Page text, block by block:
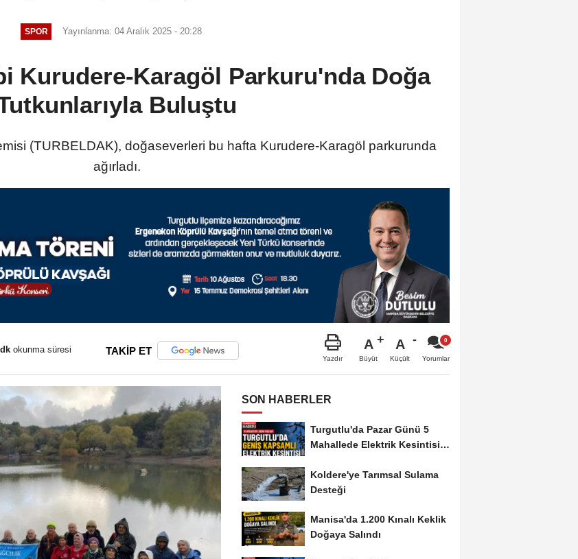
SPOR Yayınlanma: 04 Aralık 2025 - 20:28
Kurudere-Karagöl Parkuru'nda Doğa
Buluştu
(TURBELDAK), doğaseverleri bu hafta Kurudere-Karagöl parkurunda
ağırladı.
okunma süresi TAKİP ET
Yazdır
A
Büyüt
A
Küçült Yorumlar
SON HABERLER
Turgutlu'da Pazar Günü 5
Mahallede Elektrik Kesintisi
Koldere'ye Tarımsal Sulama
Desteği
Manisa'da 1.200 Kınalı Keklik
Doğaya Salındı